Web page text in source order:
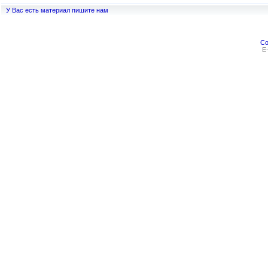
У Вас есть материал пишите нам